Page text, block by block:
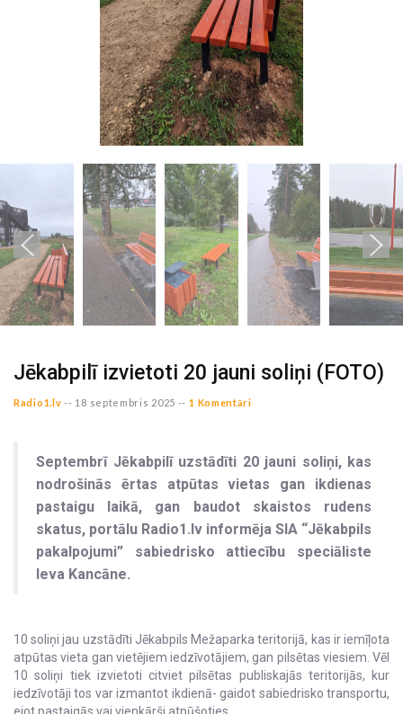
Jēkabpilī izvietoti 20 jauni soliņi (FOTO)
Radio1.lv -- 18 septembris 2025 -- 1 Komentāri
Septembrī Jēkabpilī uzstādīti 20 jauni soliņi, kas
nodrošinās ērtas atpūtas vietas gan ikdienas
pastaigu laikā, gan baudot skaistos rudens
skatus, portālu Radio1.lv informēja SIA “Jēkabpils
pakalpojumi” sabiedrisko attiecību speciāliste
Ieva Kancāne.
10 soliņi jau uzstādīti Jēkabpils Mežaparka teritorijā, kas ir iemīļota
atpūtas vieta gan vietējiem iedzīvotājiem, gan pilsētas viesiem. Vēl
10 soliņi tiek izvietoti citviet pilsētas publiskajās teritorijās, kur
iedzīvotāji tos var izmantot ikdienā- gaidot sabiedrisko transportu,